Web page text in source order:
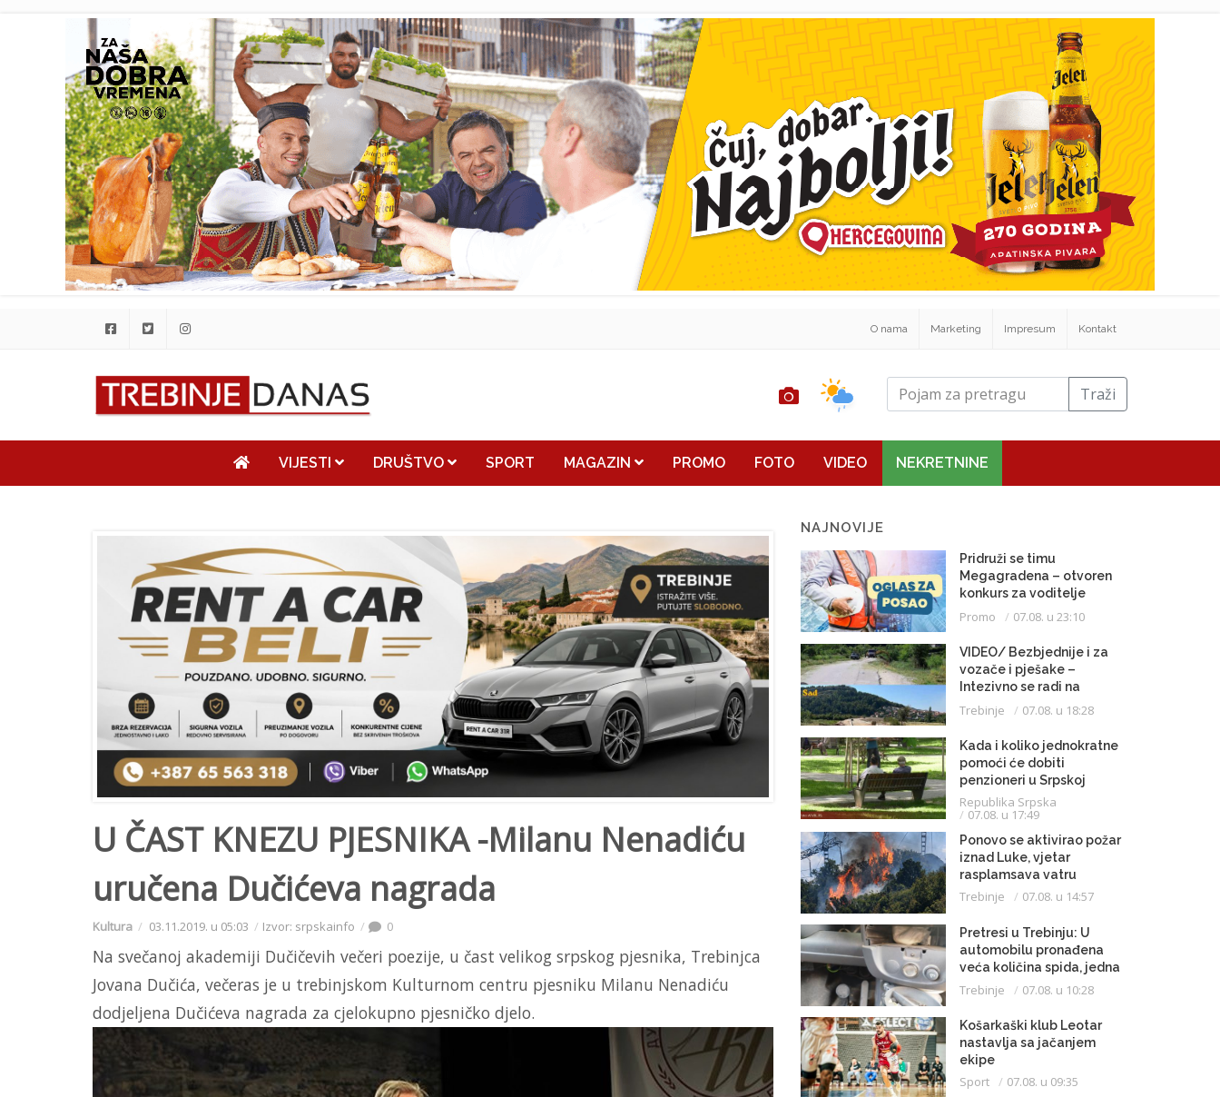
O nama Marketing Impresum Kontakt
Traži
VIJESTI DRUŠTVO SPORT MAGAZIN PROMO FOTO VIDEO NEKRETNINE
U ČAST KNEZU PJESNIKA -Milanu Nenadiću
uručena Dučićeva nagrada
Kultura 03.11.2019. u 05:03 Izvor: srpskainfo 0
Na svečanoj akademiji Dučičevih večeri poezije, u čast velikog srpskog pjesnika, Trebinjca
Jovana Dučića, večeras je u trebinjskom Kulturnom centru pjesniku Milanu Nenadiću
dodjeljena Dučićeva nagrada za cjelokupno pjesničko djelo.
NAJNOVIJE
Pridruži se timu
Megagradena – otvoren
konkurs za voditelje
gradilišta
Promo 07.08. u 23:10
VIDEO/ Bezbjednije i za
vozače i pješake –
Intezivno se radi na
proširenju saobraćajnice
Trebinje 07.08. u 18:28
Kada i koliko jednokratne
pomoći će dobiti
penzioneri u Srpskoj
Republika Srpska
07.08. u 17:49
Ponovo se aktivirao požar
iznad Luke, vjetar
rasplamsava vatru
Trebinje 07.08. u 14:57
Pretresi u Trebinju: U
automobilu pronađena
veća količina spida, jedna
osoba uhapšena
Trebinje 07.08. u 10:28
Košarkaški klub Leotar
nastavlja sa jačanjem
ekipe
Sport 07.08. u 09:35